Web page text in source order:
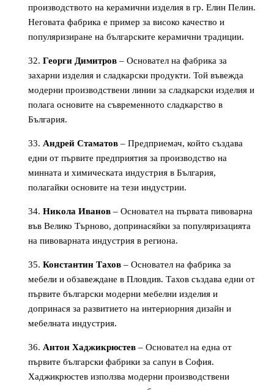
производството на керамични изделия в гр. Елин Пелин.
Неговата фабрика е пример за високо качество и
популяризиране на българските керамични традиции.
Георги Димитров – Основател на фабрика за
захарни изделия и сладкарски продукти. Той въвежда
модерни производствени линии за сладкарски изделия и
полага основите на съвременното сладкарство в
България.
Андрей Стаматов – Предприемач, който създава
едни от първите предприятия за производство на
минната и химическата индустрия в България,
полагайки основите на тези индустрии.
Никола Иванов – Основател на първата пивоварна
във Велико Търново, допринасяйки за популяризацията
на пивоварната индустрия в региона.
Константин Тахов – Основател на фабрика за
мебели и обзавеждане в Пловдив. Тахов създава едни от
първите български модерни мебелни изделия и
допринася за развитието на интериорния дизайн и
мебелната индустрия.
Антон Хаджикрюстев – Основател на една от
първите български фабрики за сапун в София.
Хаджикрюстев използва модерни производствени